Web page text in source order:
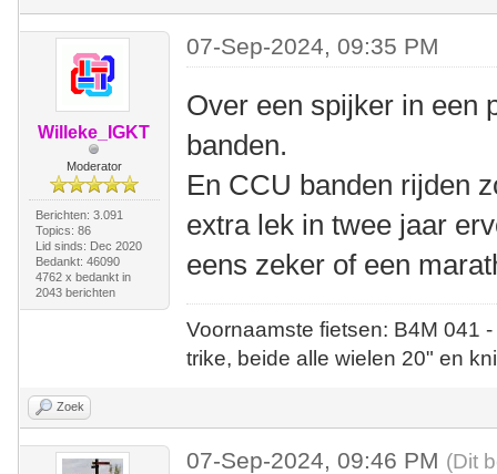
Willeke_IGKT
Moderator
Berichten: 3.091
Topics: 86
Lid sinds: Dec 2020
Bedankt: 46090
4762 x bedankt in
2043 berichten
07-Sep-2024, 09:35 PM
Over een spijker in een
banden.
En CCU banden rijden
extra lek in twee jaar
eens zeker of een
Voornaamste fietsen: B4M
trike, beide alle wielen 20" en
Zoek
07-Sep-2024, 09:46 PM (Dit